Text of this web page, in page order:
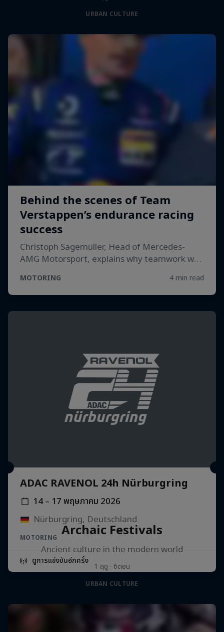
URBAN CULTURE
ADAC RAVENOL 24h Nürburgring
14 – 17 พฤษภาคม 2026
Nürburgring, Deutschland
MOTORING
ดูการแข่งขันอีกครั้ง
Archaic Festivals
Ancient culture in the modern world
1 ฤดู · 6ตอน
URBAN CULTURE